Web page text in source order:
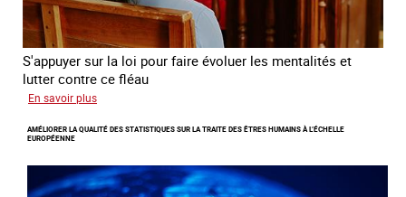
S'appuyer sur la loi pour faire évoluer les mentalités et
lutter contre ce fléau
En savoir plus
les
de
la
AMÉLIORER LA QUALITÉ DES STATISTIQUES SUR LA TRAITE DES ÊTRES HUMAINS À L’ÉCHELLE
EUROPÉENNE